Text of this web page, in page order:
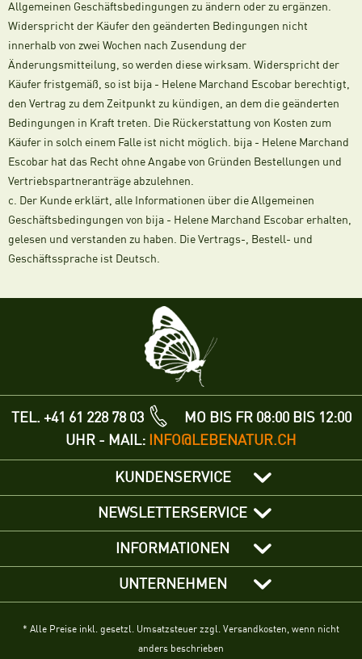
Allgemeinen Geschäftsbedingungen zu ändern oder zu ergänzen.
Widerspricht der Käufer den geänderten Bedingungen nicht
innerhalb von zwei Wochen nach Zusendung der
Änderungsmitteilung, so werden diese wirksam. Widerspricht der
Käufer fristgemäß, so ist bija - Helene Marchand Escobar berechtigt,
den Vertrag zu dem Zeitpunkt zu kündigen, an dem die geänderten
Bedingungen in Kraft treten. Die Rückerstattung von Kosten zum
Käufer in solch einem Falle ist nicht möglich. bija - Helene Marchand
Escobar hat das Recht ohne Angabe von Gründen Bestellungen und
Vertriebspartneranträge abzulehnen.
c. Der Kunde erklärt, alle Informationen über die Allgemeinen
Geschäftsbedingungen von bija - Helene Marchand Escobar erhalten,
gelesen und verstanden zu haben. Die Vertrags-, Bestell- und
Geschäftssprache ist Deutsch.
TEL. +41 61 228 78 03
MO BIS FR 08:00 BIS 12:00
UHR - MAIL: INFO@LEBENATUR.CH
KUNDENSERVICE
NEWSLETTERSERVICE
INFORMATIONEN
UNTERNEHMEN
* Alle Preise inkl. gesetzl. Umsatzsteuer zzgl. Versandkosten, wenn nicht
anders beschrieben